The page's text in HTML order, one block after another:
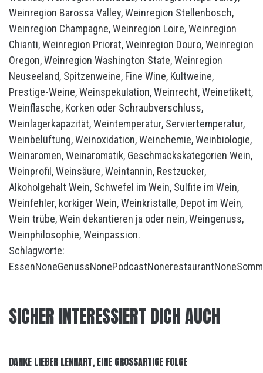
Schlagworte:
EssenNoneGenussNonePodcastNonerestaurantNoneSomm
SICHER INTERESSIERT DICH AUCH
DANKE LIEBER LENNART, EINE GROSSARTIGE FOLGE